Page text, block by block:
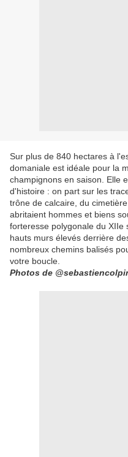
Sur plus de 840 hectares à
domaniale est idéale pour la
champignons en saison. Elle
d'histoire : on part sur les
trône de calcaire, du
abritaient hommes et biens
forteresse polygonale du XIIe
hauts murs élevés derrière
nombreux chemins balisés
votre boucle.
Photos de